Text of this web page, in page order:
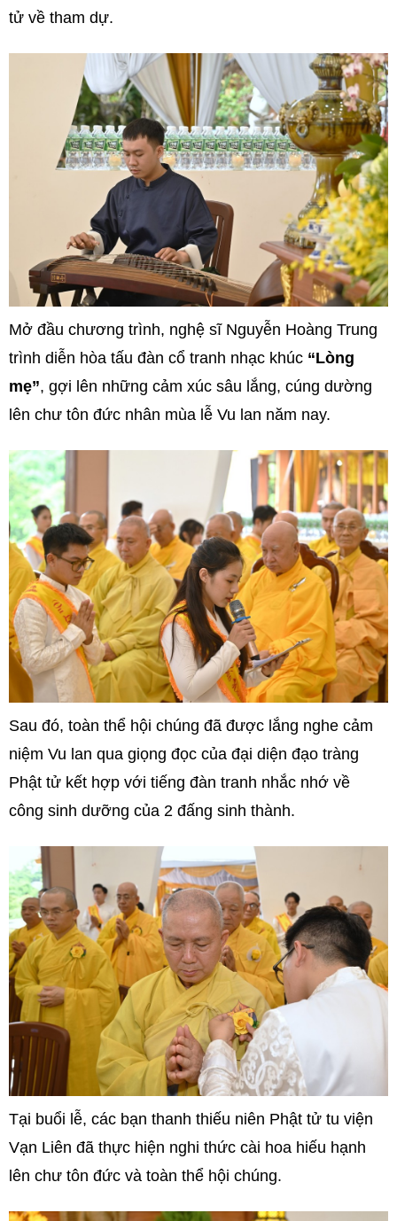
tử về tham dự.
Mở đầu chương trình, nghệ sĩ Nguyễn Hoàng Trung
trình diễn hòa tấu đàn cổ tranh nhạc khúc “Lòng
mẹ”, gợi lên những cảm xúc sâu lắng, cúng dường
lên chư tôn đức nhân mùa lễ Vu lan năm nay.
Sau đó, toàn thể hội chúng đã được lắng nghe cảm
niệm Vu lan qua giọng đọc của đại diện đạo tràng
Phật tử kết hợp với tiếng đàn tranh nhắc nhớ về
công sinh dưỡng của 2 đấng sinh thành.
Tại buổi lễ, các bạn thanh thiếu niên Phật tử tu viện
Vạn Liên đã thực hiện nghi thức cài hoa hiếu hạnh
lên chư tôn đức và toàn thể hội chúng.